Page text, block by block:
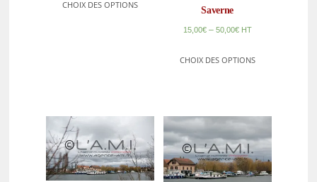
CHOIX DES OPTIONS
Saverne
15,00€– 50,00€ HT
CHOIX DES OPTIONS